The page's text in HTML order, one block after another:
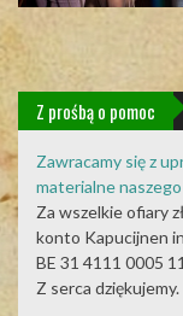
Z prośbą o pomoc
Zawracamy się z
materialne naszego
Za wszelkie ofiary
konto Kapucijnen
BE 31 4111 0005
Z serca dziękujemy.